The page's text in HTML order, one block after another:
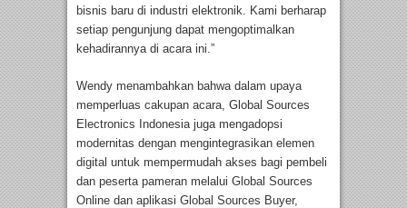
bisnis baru di industri elektronik. Kami berharap
setiap pengunjung dapat mengoptimalkan
kehadirannya di acara ini.”
Wendy menambahkan bahwa dalam upaya
memperluas cakupan acara, Global Sources
Electronics Indonesia juga mengadopsi
modernitas dengan mengintegrasikan elemen
digital untuk mempermudah akses bagi pembeli
dan peserta pameran melalui Global Sources
Online dan aplikasi Global Sources Buyer,